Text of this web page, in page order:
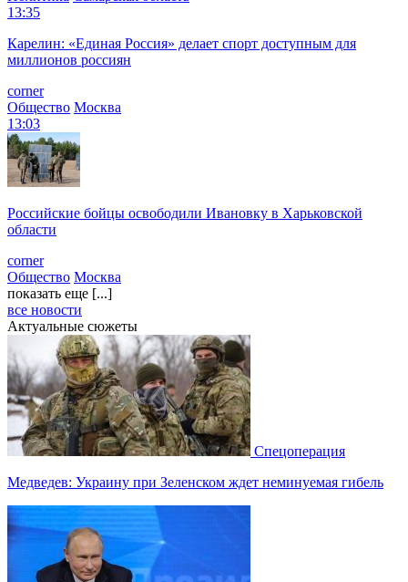
13:35
Карелин: «Единая Россия» делает спорт доступным для
миллионов россиян
corner
Общество Москва
13:03
Российские бойцы освободили Ивановку в Харьковской
области
corner
Общество Москва
показать еще [...]
все новости
Актуальные сюжеты
Спецоперация
Медведев: Украину при Зеленском ждет неминуемая гибель